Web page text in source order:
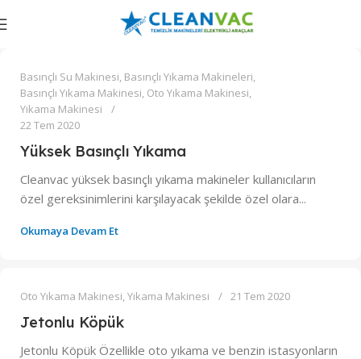
Basınçlı Su Makinesi, Basınçlı Yıkama Makineleri,
Basınçlı Yıkama Makinesi, Oto Yıkama Makinesi,
Yıkama Makinesi
22 Tem 2020
Yüksek Basınçlı Yıkama
Cleanvac yüksek basınçlı yıkama makineler kullanıcıların
özel gereksinimlerini karşılayacak şekilde özel olara...
Okumaya Devam Et
Oto Yıkama Makinesi,Yıkama Makinesi 21 Tem 2020
Jetonlu Köpük
Jetonlu Köpük Özellikle oto yıkama ve benzin istasyonların